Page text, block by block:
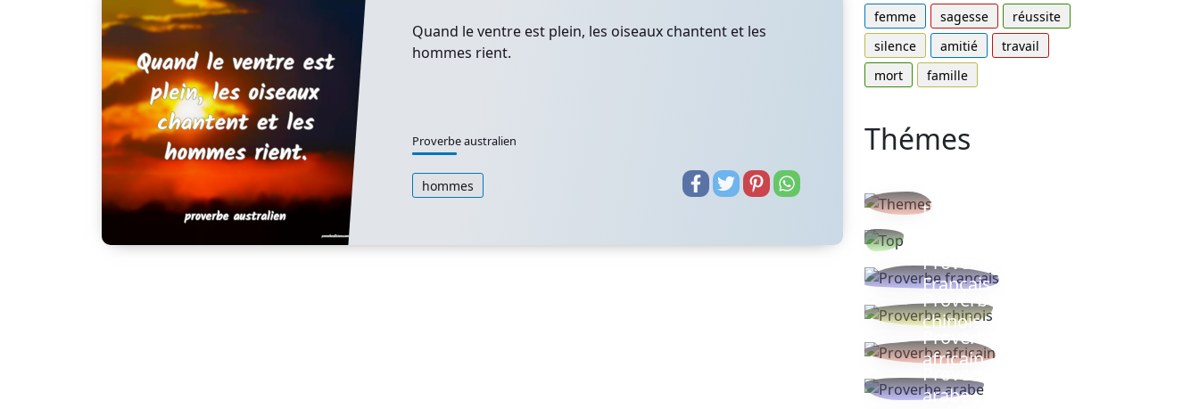
Quand le ventre est plein, les oiseaux chantent et les
hommes rient.
Proverbe australien
hommes
femme
sagesse
réussite
silence
amitié
travail
mort
famille
Thémes
thèmes
Proverbe
Français
Proverbe
chinois
Proverbe
africain
Proverbe
arabe